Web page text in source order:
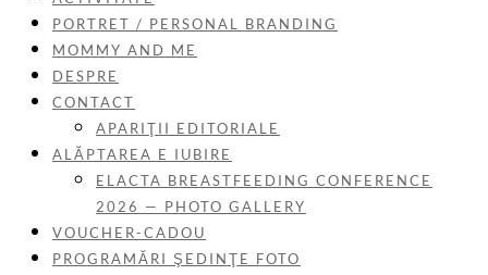
PORTRET / PERSONAL BRANDING
MOMMY AND ME
DESPRE
CONTACT
APARIŢII EDITORIALE
ALĂPTAREA E IUBIRE
ELACTA BREASTFEEDING CONFERENCE
2026 — PHOTO GALLERY
VOUCHER-CADOU
PROGRAMĂRI ŞEDINŢE FOTO